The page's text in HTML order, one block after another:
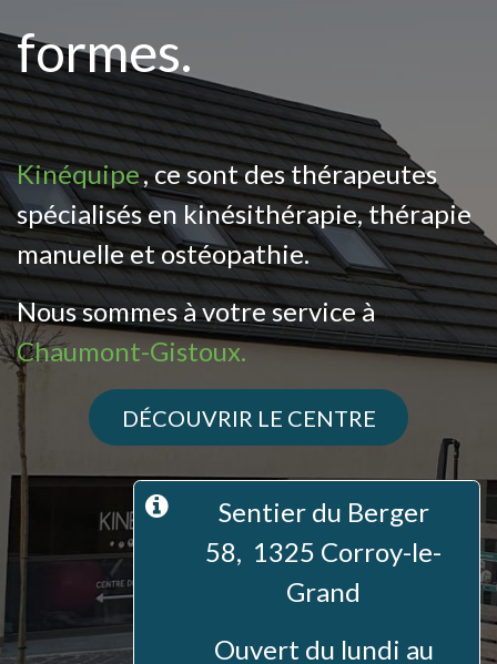
formes.
Kinéquipe, ce sont des thérapeutes
spécialisés en kinésithérapie, thérapie
manuelle et ostéopathie.
Nous sommes à votre service à
Chaumont-Gistoux.
DÉCOUVRIR LE C​​ENTRE
Sentier du Berger
58, 1325 Corroy-le-
Grand
Ouvert du lundi au